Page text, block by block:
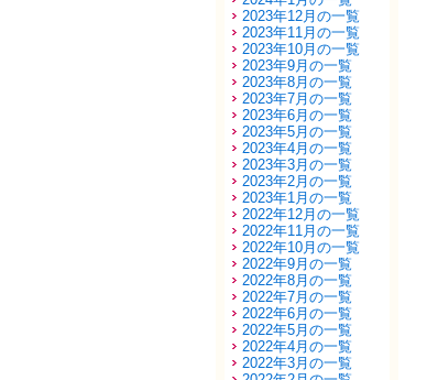
2023年12月の一覧
2023年11月の一覧
2023年10月の一覧
2023年9月の一覧
2023年8月の一覧
2023年7月の一覧
2023年6月の一覧
2023年5月の一覧
2023年4月の一覧
2023年3月の一覧
2023年2月の一覧
2023年1月の一覧
2022年12月の一覧
2022年11月の一覧
2022年10月の一覧
2022年9月の一覧
2022年8月の一覧
2022年7月の一覧
2022年6月の一覧
2022年5月の一覧
2022年4月の一覧
2022年3月の一覧